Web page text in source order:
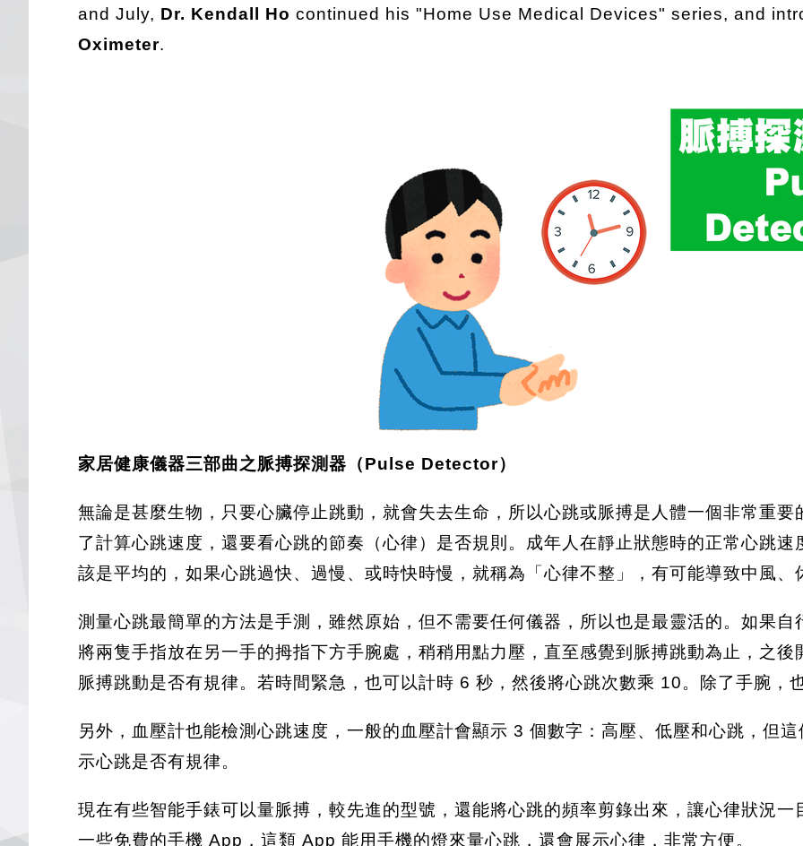
and July, Dr. Kendall Ho continued his "Home Use Medical Devices" series, and
Oximeter.
家居健康儀器三部曲之脈搏探測器（Pulse Detector）
無論是甚麼生物，只要心臟停止跳動，就會失去生命，所以心跳或脈搏是人體一個非常重
了計算心跳速度，還要看心跳的節奏（心律）是否規則。成年人在靜止狀態時的正常心跳
該是平均的，如果心跳過快、過慢、或時快時慢，就稱為「心律不整」，有可能導致中風、
測量心跳最簡單的方法是手測，雖然原始，但不需要任何儀器，所以也是最靈活的。如果
將兩隻手指放在另一手的拇指下方手腕處，稍稍用點力壓，直至感覺到脈搏跳動為止，之
脈搏跳動是否有規律。若時間緊急，也可以計時 6 秒，然後將心跳次數乘 10。除了手腕，
另外，血壓計也能檢測心跳速度，一般的血壓計會顯示 3 個數字：高壓、低壓和心跳，但
示心跳是否有規律。
現在有些智能手錶可以量脈搏，較先進的型號，還能將心跳的頻率剪錄出來，讓心律狀況
一些免費的手機 App，這類 App 能用手機的燈來量心跳，還會展示心律，非常方便。